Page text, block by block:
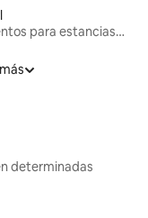
Alojamientos para estancias largas
determinadas